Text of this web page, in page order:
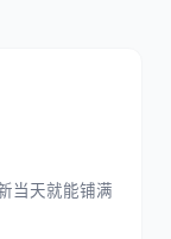
当天就能铺满